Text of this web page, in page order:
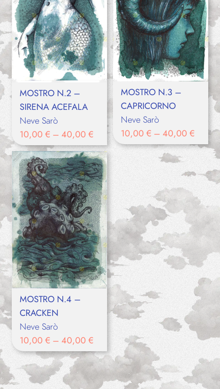
MOSTRO N.2 –
SIRENA ACEFALA
Neve Sarò
10,00 € – 40,00 €
MOSTRO N.3 –
CAPRICORNO
Neve Sarò
10,00 € – 40,00 €
MOSTRO N.4 –
CRACKEN
Neve Sarò
10,00 € – 40,00 €